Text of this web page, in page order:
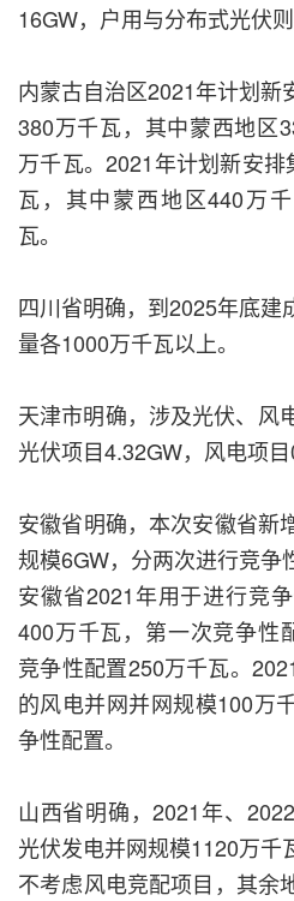
16GW，户用与分布式光伏则
内蒙古自治区2021年计划新
380万千瓦，其中蒙西地区
万千瓦。2021年计划新安
瓦，其中蒙西地区440万
瓦。
四川省明确，到2025年底建
量各1000万千瓦以上。
天津市明确，涉及光伏、风
光伏项目4.32GW，风电项目
安徽省明确，本次安徽省新
规模6GW，分两次进行竞争
安徽省2021年用于进行竞
400万千瓦，第一次竞争性
竞争性配置250万千瓦。
的风电并网并网规模100万
争性配置。
山西省明确，2021年、
光伏发电并网规模1120万千
不考虑风电竞配项目，其余